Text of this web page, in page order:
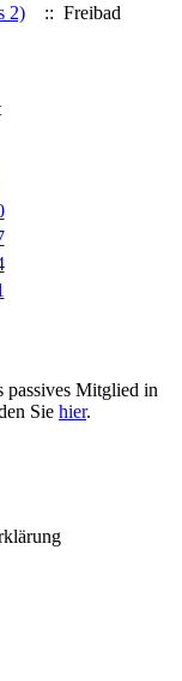
2) :: Freibad
passives Mitglied in
Sie hier.